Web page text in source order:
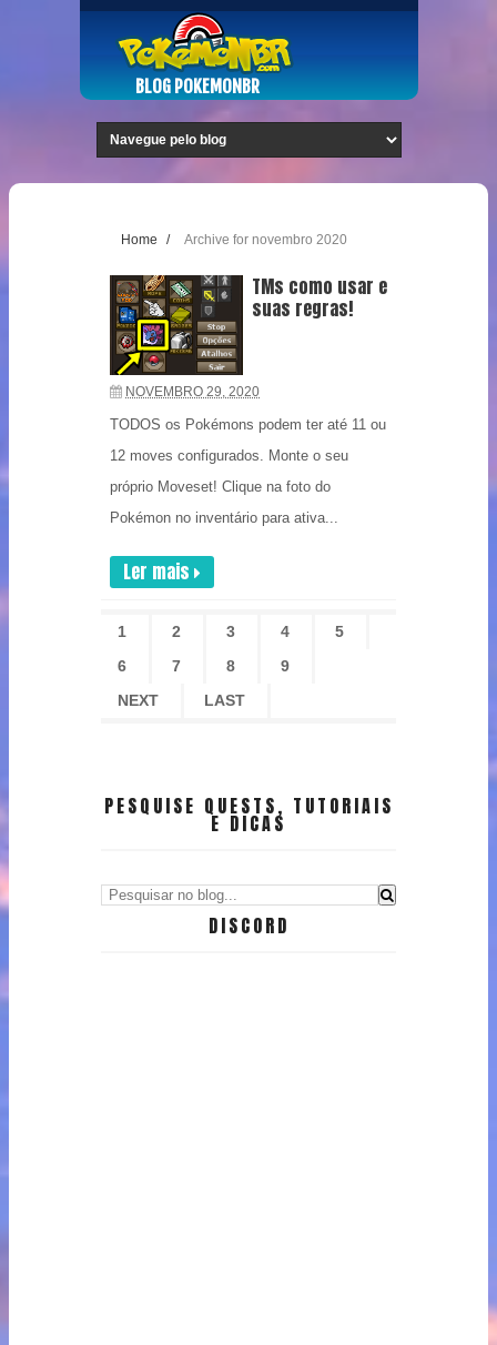
BLOG POKEMONBR
Home / Archive for novembro 2020
TMs como usar e
suas regras!
NOVEMBRO 29, 2020
TODOS os Pokémons podem ter até 11 ou
12 moves configurados. Monte o seu
próprio Moveset! Clique na foto do
Pokémon no inventário para ativa...
Ler mais
1 2 3 4
5
6
7 8
9
NEXT
LAST
PESQUISE QUESTS, TUTORIAIS
E DICAS
DISCORD